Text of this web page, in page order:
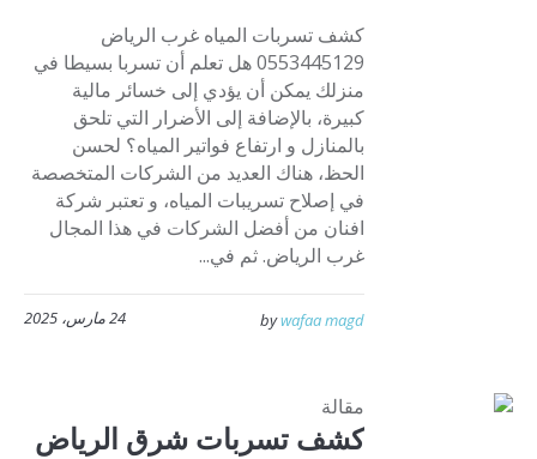
كشف تسربات المياه غرب الرياض
0553445129 هل تعلم أن تسربا بسيطا في
منزلك يمكن أن يؤدي إلى خسائر مالية
كبيرة، بالإضافة إلى الأضرار التي تلحق
بالمنازل و ارتفاع فواتير المياه؟ لحسن
الحظ، هناك العديد من الشركات المتخصصة
في إصلاح تسريبات المياه، و تعتبر شركة
افنان من أفضل الشركات في هذا المجال
غرب الرياض. ثم في...
24 مارس، 2025 bywafaa magd
مقالة
كشف تسربات شرق الرياض